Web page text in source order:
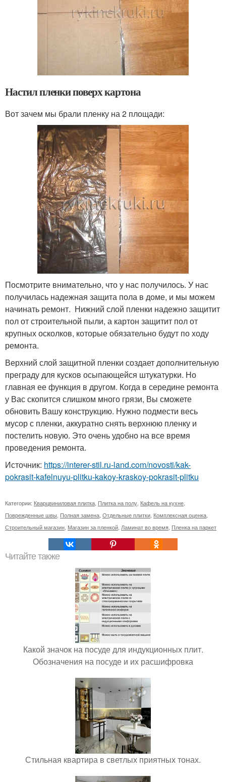
Настил пленки поверх картона
Вот зачем мы брали пленку на 2 площади:
Посмотрите внимательно, что у нас получилось. У нас
получилась надежная защита пола в доме, и мы можем
начинать ремонт. Нижний слой пленки надежно защитит
пол от строительной пыли, а картон защитит пол от
крупных осколков, которые обязательно будут по ходу
ремонта.
Верхний слой защитной пленки создает дополнительную
преграду для кусков осыпающейся штукатурки. Но
главная ее функция в другом. Когда в середине ремонта
у Вас скопится слишком много грязи, Вы сможете
обновить Вашу конструкцию. Нужно подмести весь
мусор с пленки, аккуратно снять верхнюю пленку и
постелить новую. Это очень удобно на все время
проведения ремонта.
Источник: https://interer-stil.ru-land.com/novosti/kak-
pokrasit-kafelnuyu-plitku-kakoy-kraskoy-pokrasit-plitku
Категории: Кварцвиниловая плитка, Плитка на полу, Кафель на кухне,
Поврежденные швы, Полная замена, Отдельные плитки, Комплексная оценка,
Строительный магазин, Магазин за пленкой, Ламинат во время, Пленка на паркет
Читайте также
Какой значок на посуде для индукционных плит.
Обозначения на посуде и их расшифровка
Стильная квартира в светлых приятных тонах.